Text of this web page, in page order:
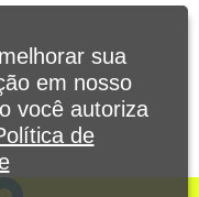
sua
em nosso
você autoriza
de